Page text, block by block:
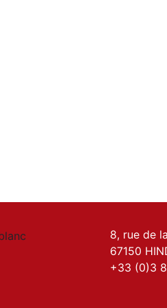
8, rue de
67150
+33 (0)3